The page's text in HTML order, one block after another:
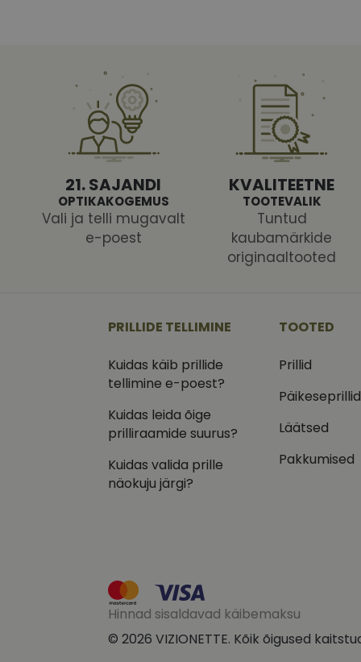
21. SAJANDI
OPTIKAKOGEMUS
Vali ja telli mugavalt
e-poest
KVALITEETNE
TOOTEVALIK
Tuntud
kaubamärkide
originaaltooted
PRILLIDE TELLIMINE
Kuidas käib prillide
tellimine e-poest?
Kuidas leida õige
prilliraamide suurus?
Kuidas valida prille
näokuju järgi?
TOOTED
Prillid
Päikeseprillid
Läätsed
Pakkumised
Hinnad sisaldavad käibemaksu
© 2026 VIZIONETTE. Kõik õigused
shipping_country
CookieScriptConsent
csrftoken
_ga_VQ82NFQ41G
__kla_id
test_cookie
_fbp